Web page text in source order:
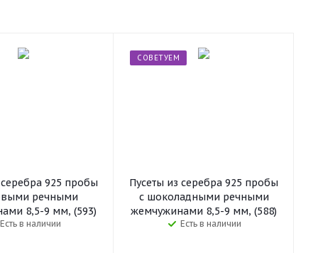
925 пробы
речными
8,5-9 мм, (593)
Есть в наличии
СОВЕТУЕМ
Пусеты из серебра 925 пробы
с шоколадными речными
жемчужинами 8,5-9 мм, (588)
Есть в наличии